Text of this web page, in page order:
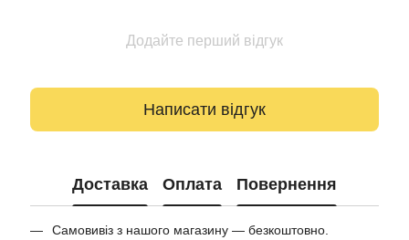
Додайте перший відгук
Написати відгук
Доставка Оплата Повернення
Самовивіз з нашого магазину — безкоштовно.